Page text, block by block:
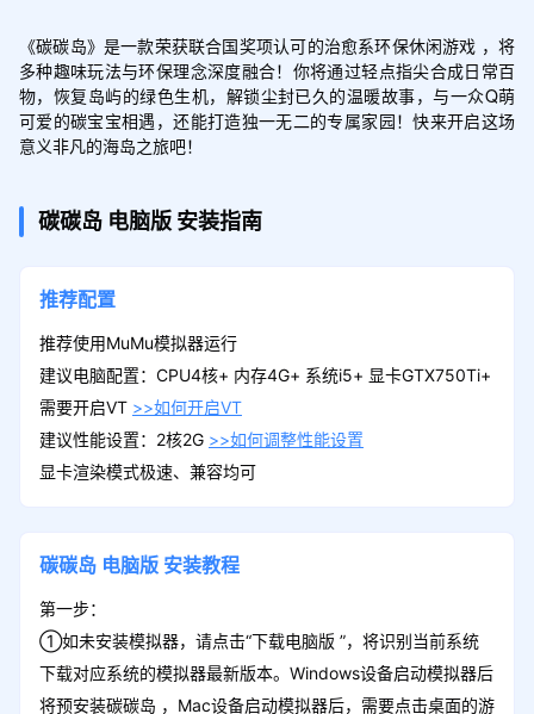
《碳碳岛》是一款荣获联合国奖项认可的治愈系环保休闲游戏 ，将
多种趣味玩法与环保理念深度融合！你将通过轻点指尖合成日常百
物，恢复岛屿的绿色生机，解锁尘封已久的温暖故事，与一众Q萌
可爱的碳宝宝相遇，还能打造独一无二的专属家园！快来开启这场
意义非凡的海岛之旅吧！
碳碳岛 电脑版 安装指南
推荐配置
推荐使用MuMu模拟器运行
建议电脑配置：CPU4核+ 内存4G+ 系统i5+ 显卡GTX750Ti+
需要开启VT >>如何开启VT
建议性能设置：2核2G >>如何调整性能设置
显卡渲染模式极速、兼容均可
碳碳岛 电脑版 安装教程
第一步：
①如未安装模拟器，请点击“下载电脑版 ”，将识别当前系统
下载对应系统的模拟器最新版本。Windows设备启动模拟器后
将预安装碳碳岛 ，Mac设备启动模拟器后，需要点击桌面的游